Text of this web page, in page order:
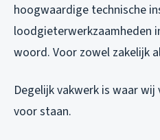
hoogwaardige technische
loodgieterwerkzaamheden
woord. Voor zowel zakelijk
Degelijk vakwerk is waar
voor staan.